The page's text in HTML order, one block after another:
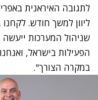
לתגובה האיראנית
ליוון למשך חודש.
שניהול המערכות
הפעילות בישראל,
במקרה הצורך".